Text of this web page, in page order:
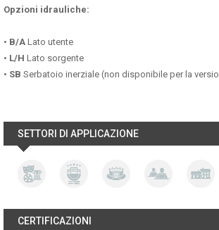
Opzioni idrauliche:
• B/A Lato utente
• L/H Lato sorgente
• SB Serbatoio inerziale (non disponibile per la
SETTORI DI APPLICAZIONE
CERTIFICAZIONI